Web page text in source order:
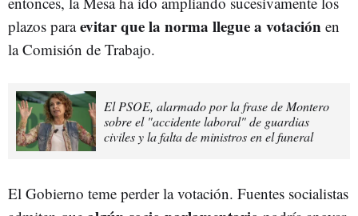
plazos paraevitar que la norma llegue a votación en
la Comisión de Trabajo.
El PSOE, alarmado por la frase de Montero
sobre el "accidente laboral" de guardias
civiles y la falta de ministros en el funeral
El Gobierno teme perder la votación. Fuentes socialistas